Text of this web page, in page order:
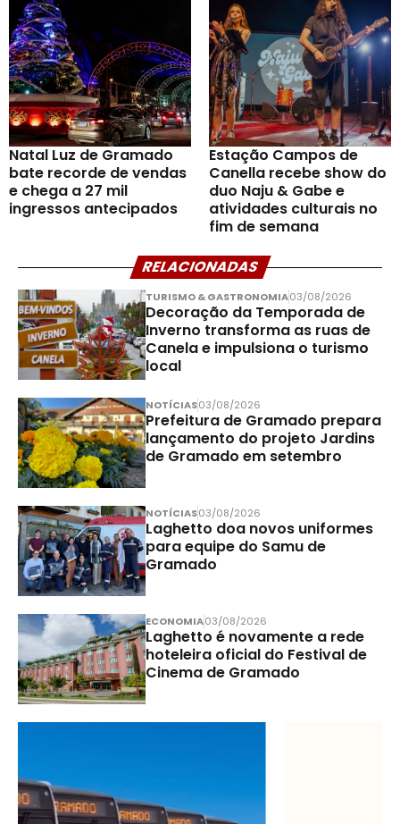
Natal Luz de Gramado
bate recorde de vendas
e chega a 27 mil
ingressos antecipados
Estação Campos de
Canella recebe show do
duo Naju & Gabe e
atividades culturais no
fim de semana
RELACIONADAS
TURISMO & GASTRONOMIA03/08/2026
Decoração da Temporada de
Inverno transforma as ruas de
Canela e impulsiona o turismo
local
NOTÍCIAS03/08/2026
Prefeitura de Gramado prepara
lançamento do projeto Jardins
de Gramado em setembro
NOTÍCIAS03/08/2026
Laghetto doa novos uniformes
para equipe do Samu de
Gramado
ECONOMIA03/08/2026
Laghetto é novamente a rede
hoteleira oficial do Festival de
Cinema de Gramado